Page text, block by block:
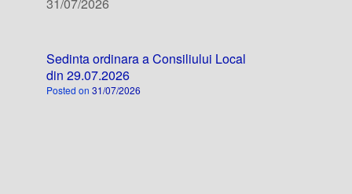
Sedinta ordinara a Consiliului Local
din 29.07.2026
Posted on31/07/2026